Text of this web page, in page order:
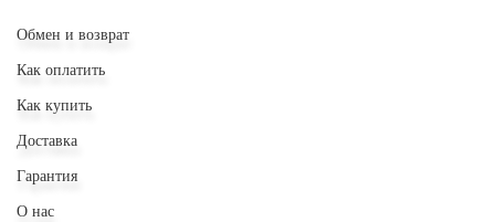
Обмен и возврат
Как оплатить
Как купить
Доставка
Гарантия
О нас